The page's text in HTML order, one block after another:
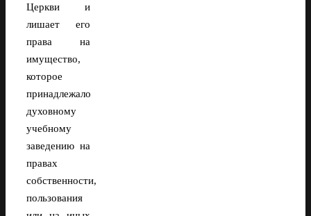
Церкви и
лишает его
права на
имущество,
которое
принадлежало
духовному
учебному
заведению на
правах
собственности,
пользования